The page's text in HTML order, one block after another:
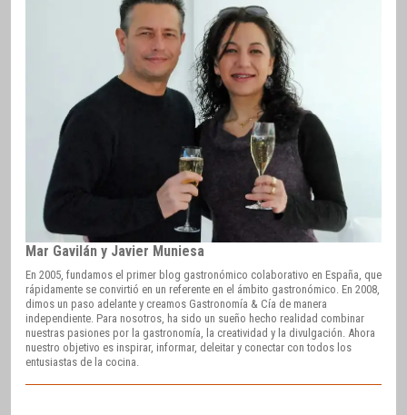
Mar Gavilán y Javier Muniesa
En 2005, fundamos el primer blog gastronómico colaborativo en España, que
rápidamente se convirtió en un referente en el ámbito gastronómico. En 2008,
dimos un paso adelante y creamos Gastronomía & Cía de manera
independiente. Para nosotros, ha sido un sueño hecho realidad combinar
nuestras pasiones por la gastronomía, la creatividad y la divulgación. Ahora
nuestro objetivo es inspirar, informar, deleitar y conectar con todos los
entusiastas de la cocina.